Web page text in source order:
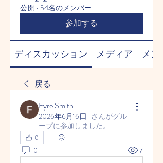
公開 · 54名のメンバー
参加する
ディスカッション メディア メン
戻る
Fyre Smith
2026年6月16日 · さんがグル
ープに参加しました。
0
0 7